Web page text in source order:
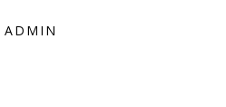
ADMIN